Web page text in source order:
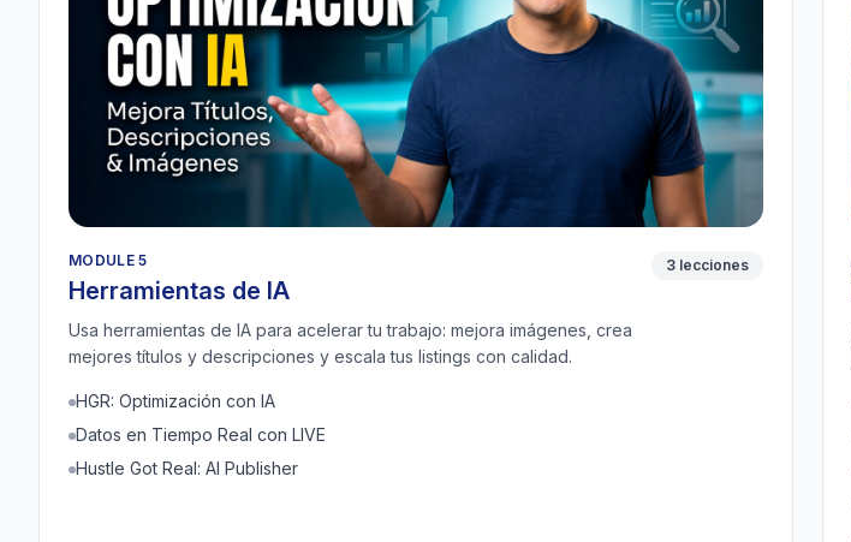
MODULE 5
Herramientas de IA
Usa herramientas de IA para acelerar tu trabajo: mejora imágenes, crea
mejores títulos y descripciones y escala tus listings con calidad.
3 lecciones
HGR: Optimización con IA
Datos en Tiempo Real con LIVE
Hustle Got Real: AI Publisher